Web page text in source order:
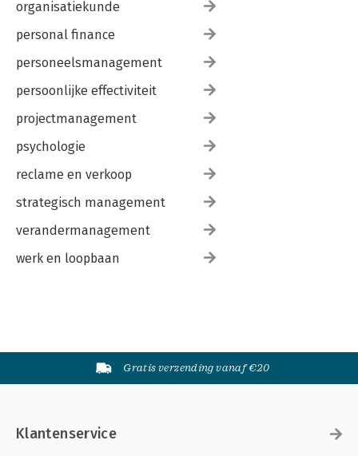
organisatiekunde
personal finance
personeelsmanagement
persoonlijke effectiviteit
projectmanagement
psychologie
reclame en verkoop
strategisch management
verandermanagement
werk en loopbaan
Gratis verzending vanaf €20
Klantenservice